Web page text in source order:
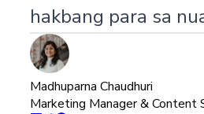
hakbang para sa
Madhuparna Chaudhuri
Marketing Manager & Content